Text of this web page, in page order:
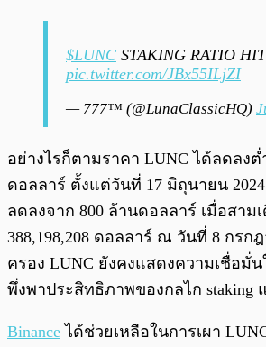
$LUNC STAKING RATIO
pic.twitter.com/JBx55ILjZI
— 777™ (@LunaClassicHQ)
อย่างไรก็ตามราคา LUNC ได้ลดลงต่
ดอลลาร์ ตั้งแต่วันที่ 17 มิถุนายน
ลดลงจาก 800 ล้านดอลลาร์ เมื่อสาม
388,198,208 ดอลลาร์ ณ วันที่ 8 กรก
ครอง LUNC ยังคงแสดงความเชื่อมั่
พึ่งพาประสิทธิภาพของกลไก staking
Binance ได้ช่วยเหลือในการเผา